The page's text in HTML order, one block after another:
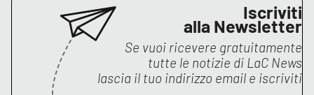
Iscriviti
alla Newsletter
Se vuoi ricevere gratuitamente
tutte le notizie di LaC News
lascia il tuo indirizzo email e iscriviti